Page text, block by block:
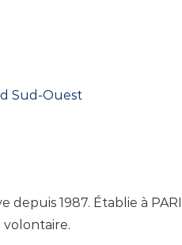
Sud-Ouest
depuis 1987. Établie à
volontaire.